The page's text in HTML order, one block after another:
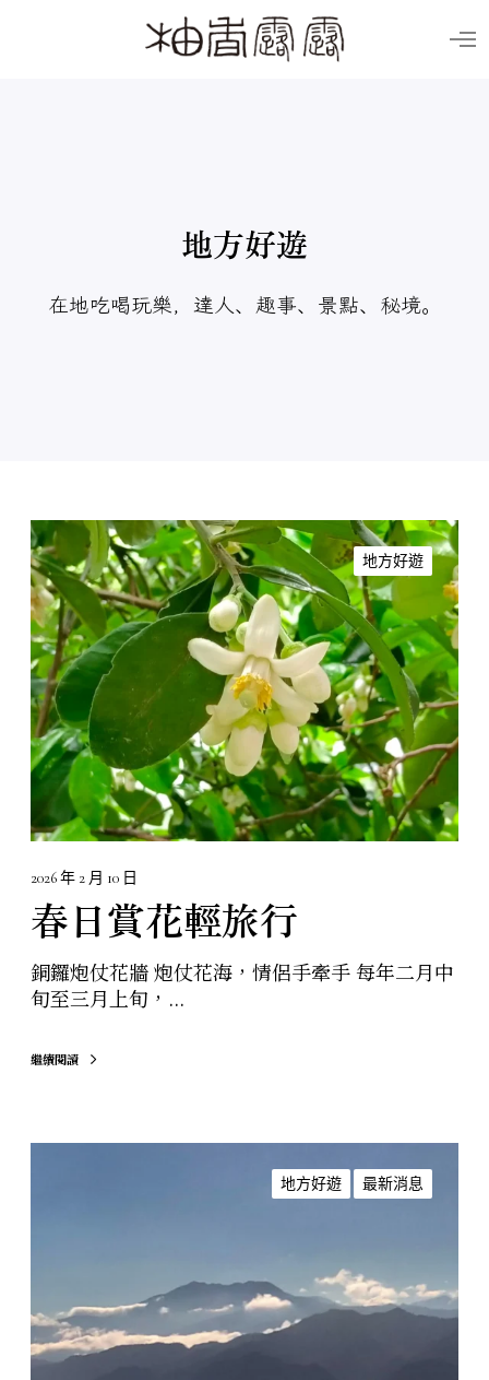
O
地方好遊
在地吃喝玩樂，達人、趣事、景點、秘境。
春
日
賞
花
輕
旅
行
地方好遊
2026 年 2 月 10 日
春日賞花輕旅行
銅鑼炮仗花牆 炮仗花海，情侶手牽手 每年二月中
旬至三月上旬，...
繼續閱讀
看
像
刈
地方好遊 最新消息